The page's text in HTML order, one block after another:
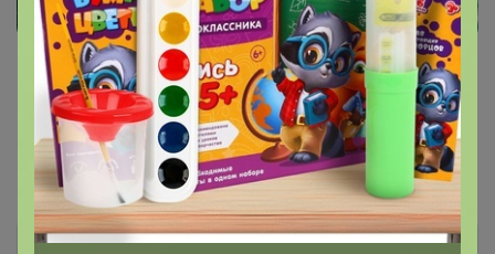
Показаны записи1-5из5.